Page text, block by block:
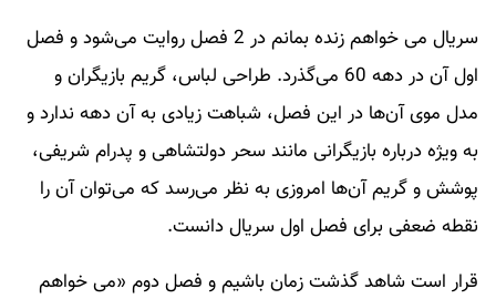
سریال می‌ خواهم زنده بمانم در 2 فصل روایت می‌شود و فصل
اول آن در دهه 60 می‌گذرد. طراحی لباس، گریم بازیگران و
مدل موی آن‌ها در این فصل، شباهت زیادی به آن دهه ندارد و
به ویژه درباره بازیگرانی مانند سحر دولتشاهی و پدرام شریفی،
پوشش و گریم آن‌ها امروزی به نظر می‌رسد که می‌توان آن را
نقطه ضعفی برای فصل اول سریال دانست.
قرار است شاهد گذشت زمان باشیم و فصل دوم «می‌ خواهم